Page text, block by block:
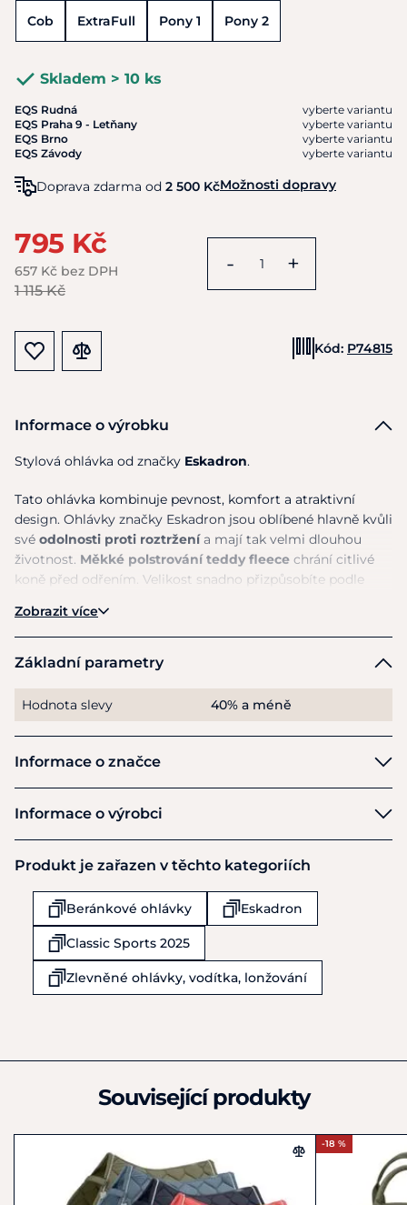
Cob ExtraFull Pony 1 Pony 2
Skladem > 10 ks
EQS Rudná
vyberte variantu
EQS Praha 9 - Letňany
vyberte variantu
EQS Brno
vyberte variantu
EQS Závody
vyberte variantu
Doprava zdarma od 2 500 KčMožnosti dopravy
795 Kč
657 Kč bez DPH
1 115 Kč
- +
Kód: P74815
Informace o výrobku
Stylová ohlávka od značky Eskadron.
Tato ohlávka kombinuje pevnost, komfort a atraktivní
design. Ohlávky značky Eskadron jsou oblíbené hlavně kvůli
své odolnosti proti roztrženía mají tak velmi dlouhou
životnost. Měkké polstrování teddy fleece chrání citlivé
koně před odřením. Velikost snadno přizpůsobíte podle
bradou.
Materiál: 100 % Bavlna
Zobrazit více
Základní parametry
Hodnota slevy 40% a méně
Informace o značce
Eskadron
Informace o výrobci
Pikeur Reitmoden Brinkmann GmbH & Co. KG
Esch 19
Werther
33824
Německo
+49 5203 / 704 - 0
info@pikeur.de
Produkt je zařazen v těchto kategoriích
Beránkové ohlávky Eskadron
Classic Sports 2025
Zlevněné ohlávky, vodítka, lonžování
Související produkty
-18 %